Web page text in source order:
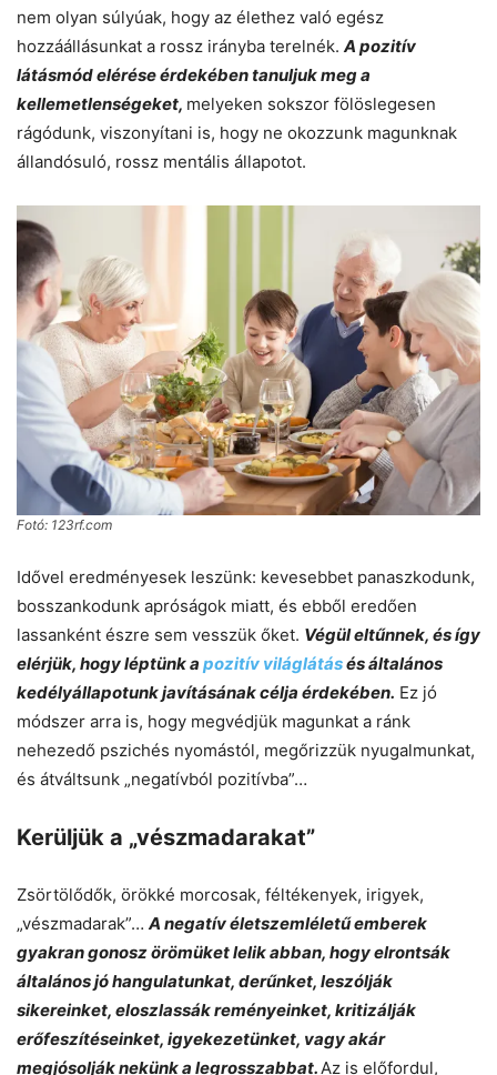
nem olyan súlyúak, hogy az élethez való egész
hozzáállásunkat a rossz irányba terelnék. A pozitív
látásmód elérése érdekében tanuljuk meg a
kellemetlenségeket, melyeken sokszor fölöslegesen
rágódunk, viszonyítani is, hogy ne okozzunk magunknak
állandósuló, rossz mentális állapotot.
Fotó: 123rf.com
Idővel eredményesek leszünk: kevesebbet panaszkodunk,
bosszankodunk apróságok miatt, és ebből eredően
lassanként észre sem vesszük őket. Végül eltűnnek, és így
elérjük, hogy léptünk a pozitív világlátásés általános
kedélyállapotunk javításának célja érdekében. Ez jó
módszer arra is, hogy megvédjük magunkat a ránk
nehezedő pszichés nyomástól, megőrizzük nyugalmunkat,
és átváltsunk „negatívból pozitívba”…
Kerüljük a „vészmadarakat”
Zsörtölődők, örökké morcosak, féltékenyek, irigyek,
„vészmadarak”… A negatív életszemléletű emberek
gyakran gonosz örömüket lelik abban, hogy elrontsák
általános jó hangulatunkat, derűnket, leszólják
sikereinket, eloszlassák reményeinket, kritizálják
erőfeszítéseinket, igyekezetünket, vagy akár
megjósolják nekünk a legrosszabbat. Az is előfordul,